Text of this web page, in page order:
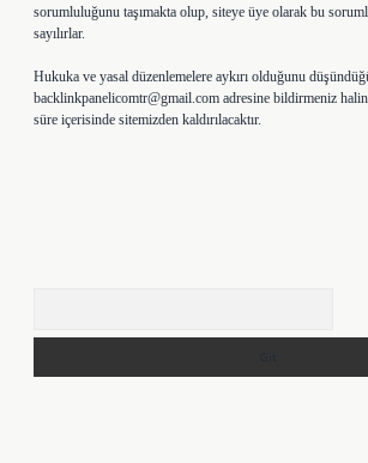
sorumluluğunu taşımakta olup, siteye üye olarak bu
sayılırlar.
Hukuka ve yasal düzenlemelere aykırı olduğunu
backlinkpanelicomtr@gmail.com adresine bildirmeniz
süre içerisinde sitemizden kaldırılacaktır.